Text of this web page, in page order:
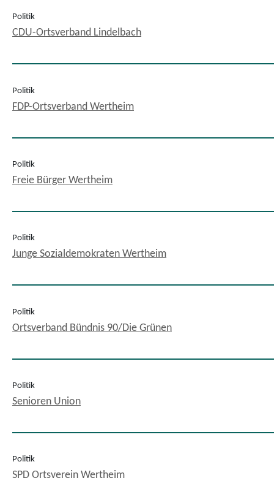
Politik
CDU-Ortsverband Lindelbach
Politik
FDP-Ortsverband Wertheim
Politik
Freie Bürger Wertheim
Politik
Junge Sozialdemokraten Wertheim
Politik
Ortsverband Bündnis 90/Die Grünen
Politik
Senioren Union
Politik
SPD Ortsverein Wertheim